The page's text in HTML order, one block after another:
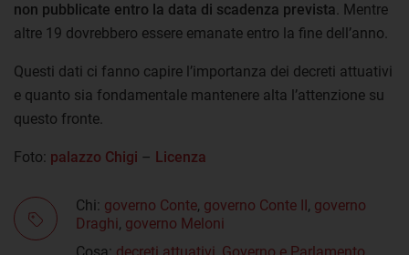
non pubblicate entro la data di scadenza prevista. Mentre
altre 19 dovrebbero essere emanate entro la fine dell’anno.
Questi dati ci fanno capire l’importanza dei decreti attuativi
e quanto sia fondamentale mantenere alta l’attenzione su
questo fronte.
Foto: palazzo Chigi – Licenza
Chi: governo Conte, governo Conte II, governo
Draghi, governo Meloni